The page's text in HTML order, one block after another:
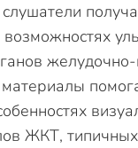
ЖКТ, типичных